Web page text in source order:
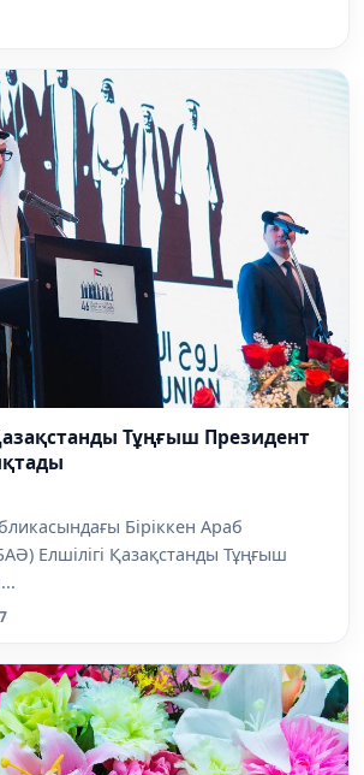
Тұңғыш Президент
Біріккен Араб
Елшілігі Қазақстанды Тұңғыш